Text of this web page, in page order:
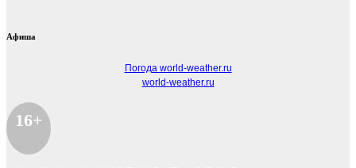
Афиша
Погода world-weather.ru
world-weather.ru
16+